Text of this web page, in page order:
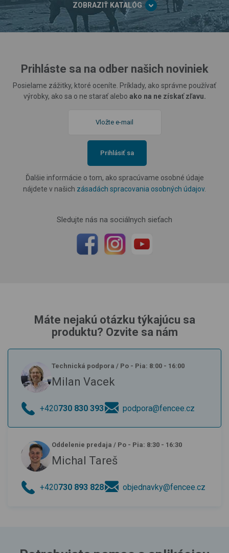
ZOBRAZIŤ KATALÓG
Prihláste sa na odber našich noviniek
Posielame zážitky, ktoré oceníte. Príklady, ako správne používať
výrobky, ako sa o ne starať alebo ako na ne získať zľavu.
Prihlásiť sa
Ďalšie informácie o tom, ako spracúvame osobné údaje
nájdete v našich zásadách spracovania osobných údajov.
Sledujte nás na sociálnych sieťach
Máte nejakú otázku týkajúcu sa
produktu? Ozvite sa nám
Technická podpora / Po - Pia: 8:00 - 16:00
Milan Vacek
+420730 830 393 podpora@fencee.cz
Oddelenie predaja / Po - Pia: 8:30 - 16:30
Michal Tareš
+420730 893 828 objednavky@fencee.cz